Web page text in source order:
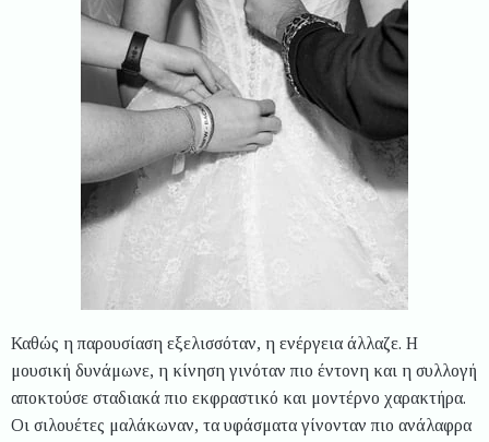
Καθώς η παρουσίαση εξελισσόταν, η ενέργεια άλλαζε. Η
μουσική δυνάμωνε, η κίνηση γινόταν πιο έντονη και η συλλογή
αποκτούσε σταδιακά πιο εκφραστικό και μοντέρνο χαρακτήρα.
Οι σιλουέτες μαλάκωναν, τα υφάσματα γίνονταν πιο ανάλαφρα